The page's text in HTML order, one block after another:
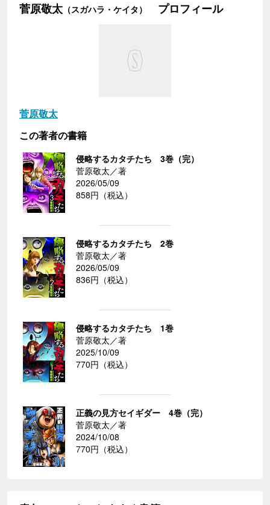
菅原敬太 （スガハラ・ケイタ） プロフィール
菅原敬太
この著者の書籍
侵略するカタチたち 3巻（完）
菅原敬太／著
2026/05/09
858円（税込）
侵略するカタチたち 2巻
菅原敬太／著
2026/05/09
836円（税込）
侵略するカタチたち 1巻
菅原敬太／著
2025/10/09
770円（税込）
正義の見方セイギダー 4巻（完）
菅原敬太／著
2024/10/08
770円（税込）